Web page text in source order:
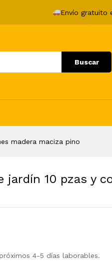
Envío gratuito
Buscar
madera maciza pino
jardín 10 pzas y
4-5 días laborables.
814,99€